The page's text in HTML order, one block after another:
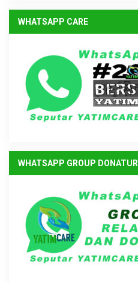
WHATSAPP CARE
WHATSAPP GROUP DONATUR